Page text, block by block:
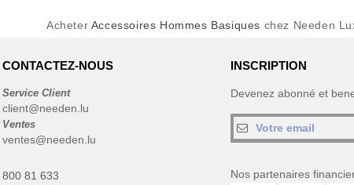
Acheter Accessoires Hommes Basiques chez Needen
CONTACTEZ-NOUS
Service Client
client@needen.lu
Ventes
ventes@needen.lu
800 81 633
INSCRIPTION
Devenez abonné et
Nos partenaires